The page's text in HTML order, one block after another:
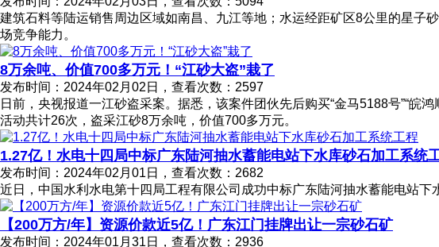
建筑石料等陆运销售周边区域如南昌、九江等地；水运经距矿区8公里的星子
场竞争能力。
8万余吨、价值700多万元！“江砂大盗”栽了
发布时间：2024年02月02日，查看次数：2597
日前，央视报道一江砂盗采案。据悉，该案件团伙先后购买“金马5188号”“
活动共计26次，盗采江砂8万余吨，价值700多万元。
1.27亿！水电十四局中标广东陆河抽水蓄能电站下水库砂石加工系统
发布时间：2024年02月01日，查看次数：2682
近日，中国水利水电第十四局工程有限公司成功中标广东陆河抽水蓄能电站下
【200万方/年】资源价款近5亿！广东江门挂牌出让一宗砂石矿
发布时间：2024年01月31日，查看次数：2936